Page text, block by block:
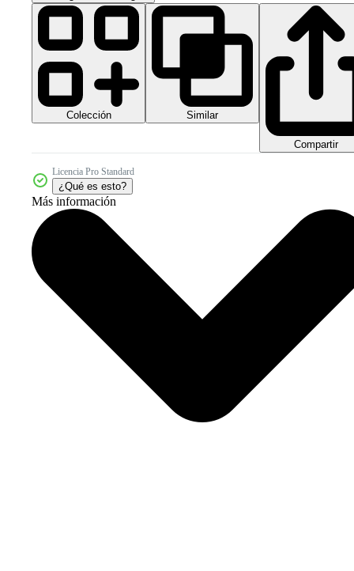
Colección Similar
Compartir
Licencia Pro Standard
¿Qué es esto?
Más información